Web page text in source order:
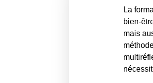
La
bien-
mais